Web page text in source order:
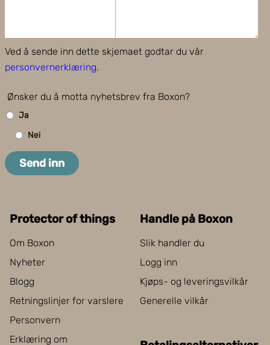
Ved å sende inn dette skjemaet godtar du vår
personvernerklæring.
Ønsker du å motta nyhetsbrev fra Boxon?
Ja
Nei
Send inn
Protector of things
Om Boxon
Nyheter
Blogg
Retningslinjer for varslere
Personvern
Erklæring om
Handle på Boxon
Slik handler du
Logg inn
Kjøps- og leveringsvilkår
Generelle vilkår